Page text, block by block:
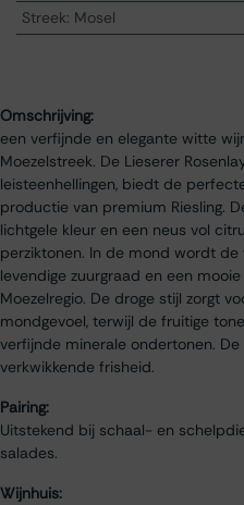
Streek: Mosel
Omschrijving:
een verfijnde en elegante witte
Moezelstreek. De Lieserer
leisteenhellingen, biedt de
productie van premium Riesling.
lichtgele kleur en een neus vol
perziktonen. In de mond wordt
levendige zuurgraad en een
Moezelregio. De droge stijl zorgt
mondgevoel, terwijl de fruitige
verfijnde minerale ondertonen.
verkwikkende frisheid.
Pairing:
Uitstekend bij schaal- en
salades.
Wijnhuis: